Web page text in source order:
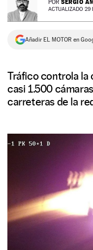
NEWSLETTER
SÍGUENOS
POR SERGIO
ACTUALIZADO 29
Añadir EL MOTOR en
Tráfico controla la
casi 1.500
carreteras de la